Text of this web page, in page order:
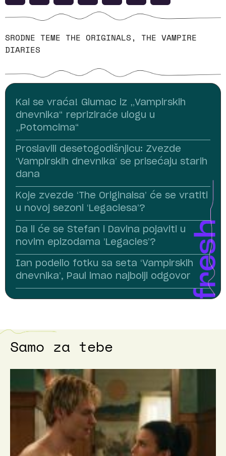
SRODNE TEME THE ORIGINALS, THE VAMPIRE
DIARIES
Kai se vraća! Glumac iz „Vampirskih
dnevnika“ repriziraće ulogu u
„Potomcima“
Proslavili desetogodišnjicu: Zvezde
‘Vampirskih dnevnika’ se prisećaju starih
dana
Koje zvezde ‘The Originalsa’ će se vratiti
u novoj sezoni ‘Legaciesa’?
Da li će se Stefan i Davina pojaviti u
novim epizodama ’Legacies’?
Ian podelio fotku sa seta ‘Vampirskih
dnevnika’, Paul imao najbolji odgovor
Samo za tebe